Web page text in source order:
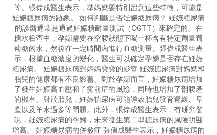
等。張偉成醫生表示，準媽媽要特別留意這些特徵，可能是
妊娠糖尿病的跡象。 如何判斷是否妊娠糖尿病？ 妊娠糖尿病
的診斷通常是通過妊娠糖耐量測試（OGTT）來確定的。在
糖水檢查中，孕婦需要在空腹狀態下喝一杯含有特定劑量葡
萄糖的水，然後在一定時間內進行血糖測量。張偉成醫生表
示，根據血糖濃度的變化，醫生可以確定孕婦是否存在妊娠
糖尿病。 妊娠糖尿病對媽媽寶寶的影響 妊娠糖尿病對媽媽和
胎兒的健康都有不良影響。對於孕婦而言，妊娠糖尿病增加
了發生妊娠高血壓和子癲前症的風險，同時也增加了剖腹產
的機率。對於胎兒，妊娠糖尿病可能導致胎兒發育遲緩、早
產以及羊水過多等問題。此外，張偉成醫生表示，有研究發
現，妊娠糖尿病的孕婦，未來發生第二型糖尿病的風險明顯
增高。 妊娠糖尿病的併發症 張偉成醫生表示，妊娠糖尿病的